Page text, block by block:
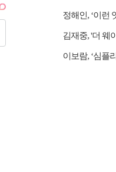
김재중, '더 웨